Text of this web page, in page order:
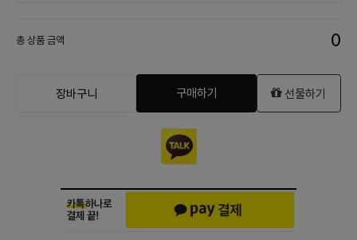
총 상품 금액 0
장바구니 구매하기 선물하기